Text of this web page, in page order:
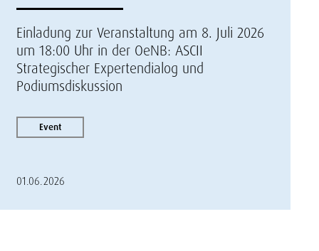
Einladung zur Veranstaltung am 8. Juli 2026
um 18:00 Uhr in der OeNB: ASCII
Strategischer Expertendialog und
Podiumsdiskussion
Event
01.06.2026